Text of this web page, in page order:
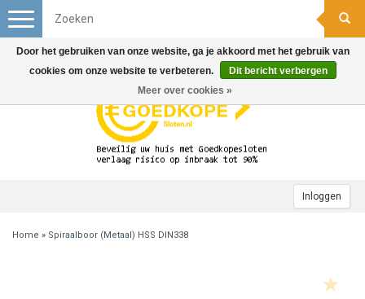
Inloggen
Toggle
navigation
Home » Spiraalboor (Metaal) HSS DIN338
Door het gebruiken van onze website, ga je akkoord met het gebruik van
cookies om onze website te verbeteren.
Dit bericht verbergen
Meer over cookies »